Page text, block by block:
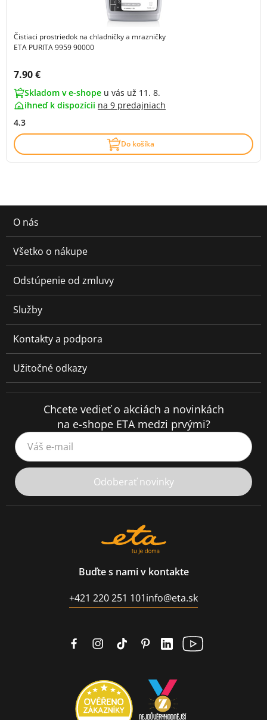
Čistiaci prostriedok na chladničky a mrazničky
ETA PURITA 9959 90000
Cena s DPH:
7.90 €
Skladom v e-shope u vás už 11. 8.
ihneď k dispozícii na 9 predajniach
4.3
Do košíka
O nás
Všetko o nákupe
Odstúpenie od zmluvy
Služby
Kontakty a podpora
Užitočné odkazy
Chcete vedieť o akciách a novinkách
na e-shope ETA medzi prvými?
Váš e-mail
Odoberať novinky
Buďte s nami v kontakte
+421 220 251 101info@eta.sk